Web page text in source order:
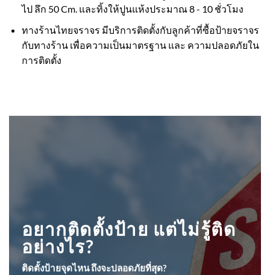
ไป ลึก 50 Cm. และทิ้งให้ปูนแห้งประมาณ 8 - 10 ชั่วโมง
ทางร้านไทยจราจร มีบริการติดตั้งกับลูกค้าที่ซื้อป้ายจราจร
กับทางร้าน เพื่อความเป็นมาตรฐาน และ ความปลอดภัยใน
การติดตั้ง
อยากติดตั้งป้าย แต่ไม่รู้ติด
อย่างไร?
ติดตั้งป้ายจุดไหน ถึงจะปลอดภัยที่สุด?